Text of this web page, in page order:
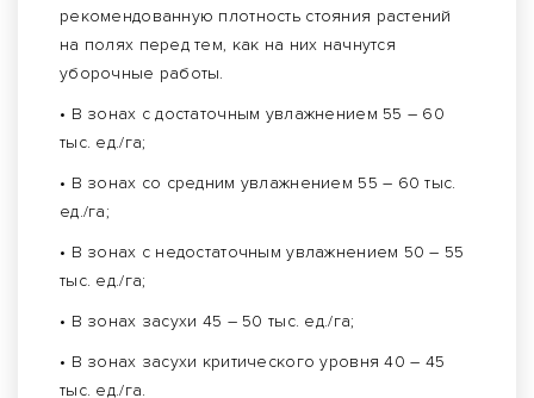
рекомендованную плотность стояния растений
на полях перед тем, как на них начнутся
уборочные работы.
• В зонах с достаточным увлажнением 55 – 60
тыс. ед./га;
• В зонах со средним увлажнением 55 – 60 тыс.
ед./га;
• В зонах с недостаточным увлажнением 50 – 55
тыс. ед./га;
• В зонах засухи 45 – 50 тыс. ед./га;
• В зонах засухи критического уровня 40 – 45
тыс. ед./га.